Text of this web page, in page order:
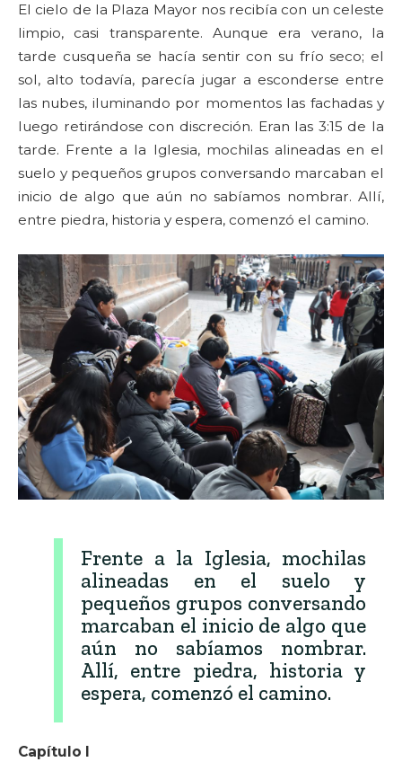
El cielo de la Plaza Mayor nos recibía con un celeste
limpio, casi transparente. Aunque era verano, la
tarde cusqueña se hacía sentir con su frío seco; el
sol, alto todavía, parecía jugar a esconderse entre
las nubes, iluminando por momentos las fachadas y
luego retirándose con discreción. Eran las 3:15 de la
tarde. Frente a la Iglesia, mochilas alineadas en el
suelo y pequeños grupos conversando marcaban el
inicio de algo que aún no sabíamos nombrar. Allí,
entre piedra, historia y espera, comenzó el camino.
Frente a la Iglesia, mochilas
alineadas en el suelo y
pequeños grupos conversando
marcaban el inicio de algo que
aún no sabíamos nombrar.
Allí, entre piedra, historia y
espera, comenzó el camino.
Capítulo I